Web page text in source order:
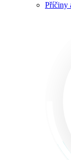
Příčiny